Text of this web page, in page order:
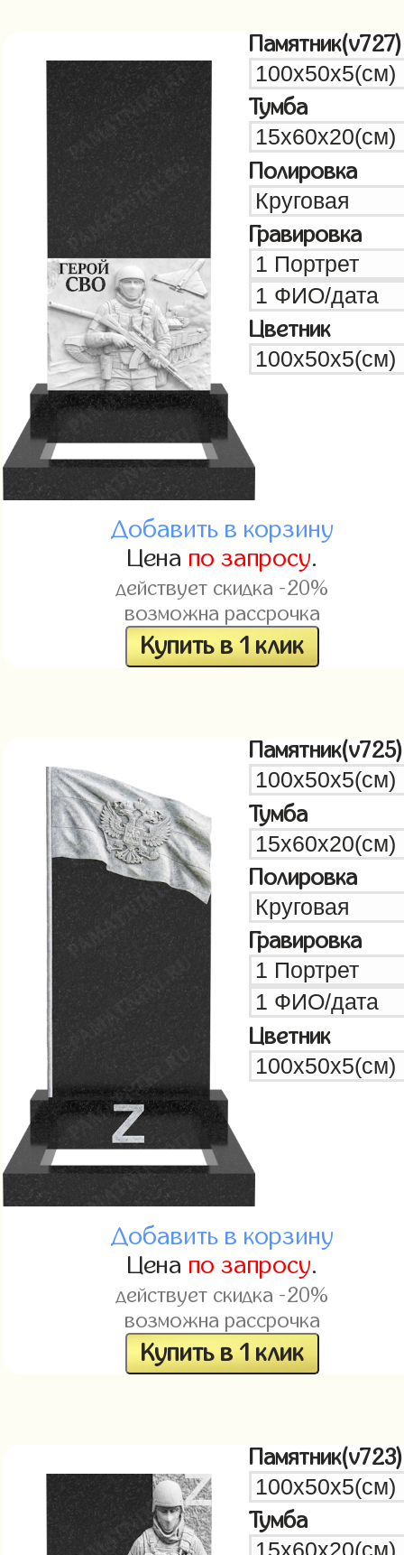
Памятник(v727)
Тумба
Полировка
Гравировка
Цветник
Добавить в корзину
Цена по запросу.
действует скидка -20%
возможна рассрочка
Купить в 1 клик
Памятник(v725)
Тумба
Полировка
Гравировка
Цветник
Добавить в корзину
Цена по запросу.
действует скидка -20%
возможна рассрочка
Купить в 1 клик
Памятник(v723)
Тумба